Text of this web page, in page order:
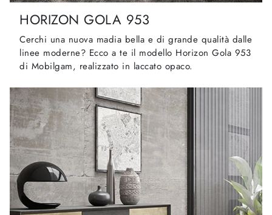
HORIZON GOLA 953
Cerchi una nuova madia bella e di grande qualità dalle
linee moderne? Ecco a te il modello Horizon Gola 953
di Mobilgam, realizzato in laccato opaco.